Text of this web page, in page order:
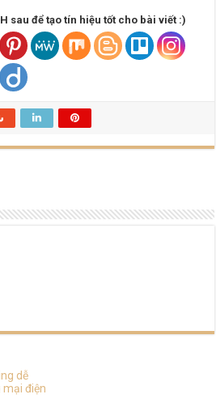
sau để tạo tín hiệu tốt cho bài viết :)
dễ
điện